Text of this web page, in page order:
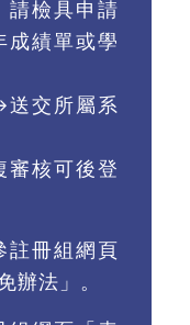
請檢具申請
成績單或學
交所屬系
審核可後登
註冊組網頁
辦法」。